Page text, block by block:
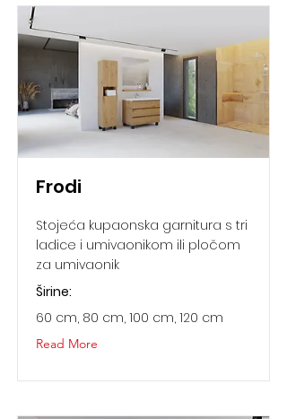
Frodi
Stojeća kupaonska garnitura s tri
ladice i umivaonikom ili pločom
za umivaonik
Širine:
60 cm, 80 cm, 100 cm, 120 cm
Read More